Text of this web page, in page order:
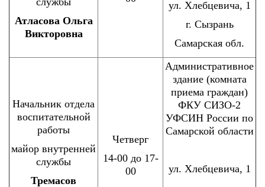
Атласова Ольга
Викторовна
ул. Хлебцевича, 1
г. Сызрань
Самарская обл.
Начальник отдела
воспитательной
работы
майор внутренней
службы
Тремасов
Четверг
14-00 до 17-
00
Административное
здание (комната
приема граждан)
ФКУ СИЗО-2
УФСИН России по
Самарской области
ул. Хлебцевича, 1